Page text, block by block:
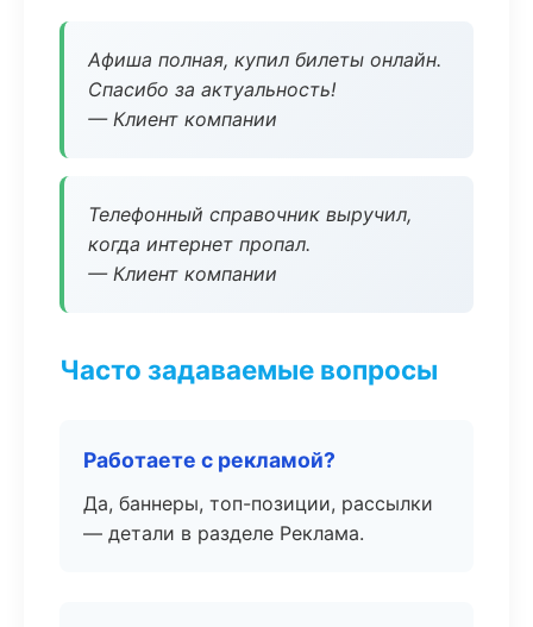
Афиша полная, купил билеты онлайн.
Спасибо за актуальность!
— Клиент компании
Телефонный справочник выручил,
когда интернет пропал.
— Клиент компании
Часто задаваемые вопросы
Работаете с рекламой?
Да, баннеры, топ-позиции, рассылки
— детали в разделе Реклама.